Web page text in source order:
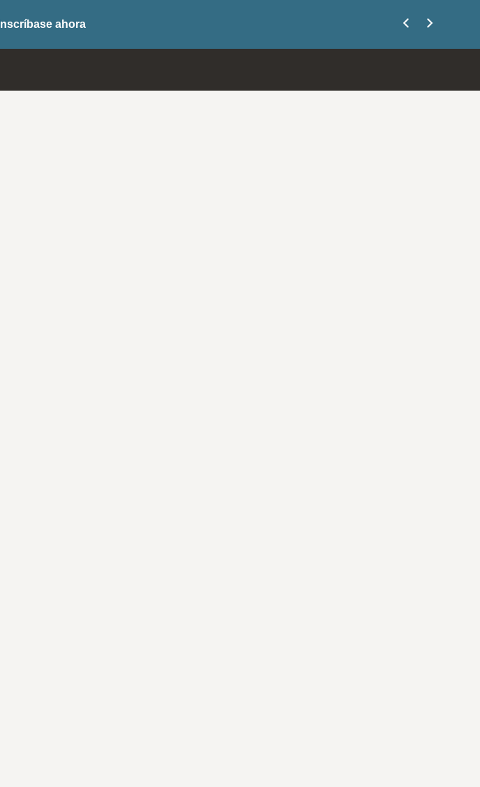
Inscríbase ahora